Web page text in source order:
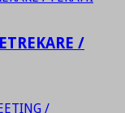
/